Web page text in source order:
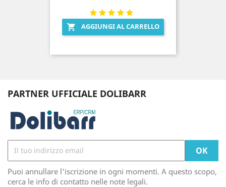
 AGGIUNGI AL CARRELLO
PARTNER UFFICIALE DOLIBARR
Puoi annullare l'iscrizione in ogni momenti. A questo scopo,
cerca le info di contatto nelle note legali.